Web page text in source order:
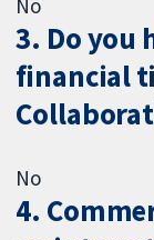
3. Do you
financial
No
4.